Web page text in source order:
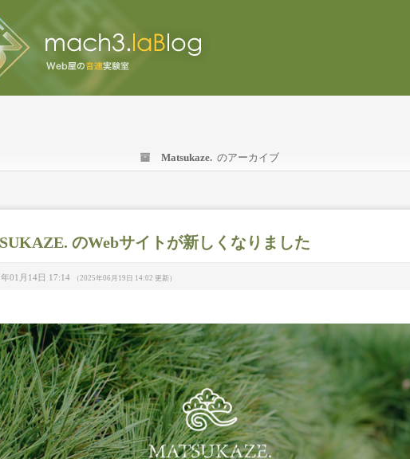
Matsukaze. のアーカイブ
のWebサイトが新しくなりました
01月14日 17:14 （2025年06月19日 14:02 更新）